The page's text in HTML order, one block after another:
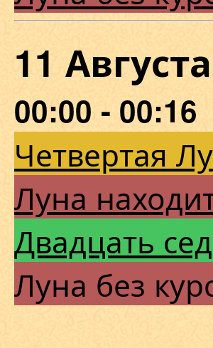
11
00:00 - 00:16
Четвертая
Луна
Двадцать
Луна без